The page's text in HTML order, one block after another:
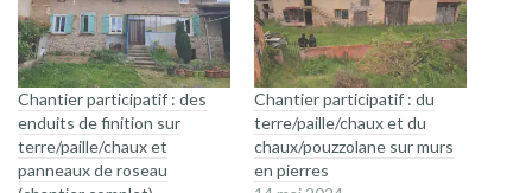
Chantier participatif : des
enduits de finition sur
terre/paille/chaux et
panneaux de roseau
Chantier participatif : du
terre/paille/chaux et du
chaux/pouzzolane sur murs
en pierres